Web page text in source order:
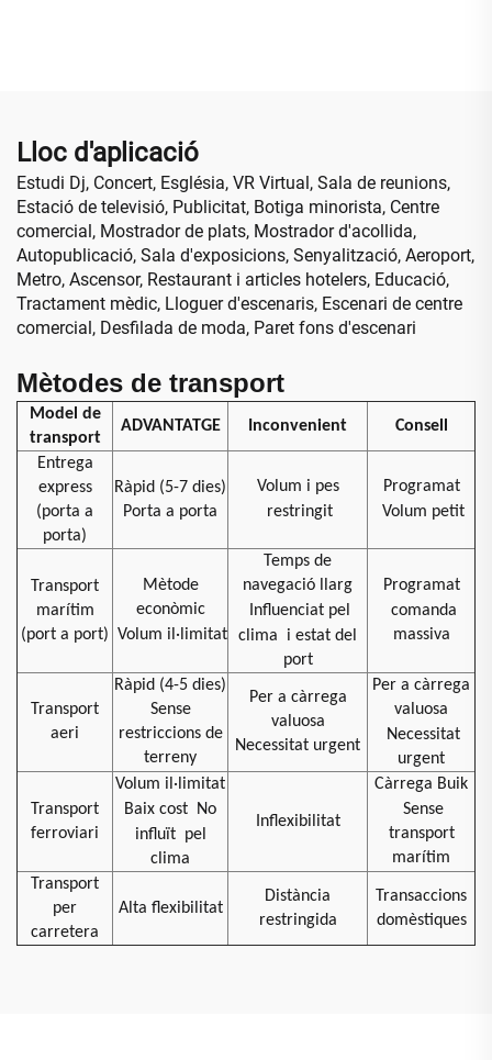
Lloc d'aplicació
Estudi Dj, Concert, Església, VR Virtual, Sala de reunions,
Estació de televisió, Publicitat, Botiga minorista, Centre
comercial, Mostrador de plats, Mostrador d'acollida,
Autopublicació, Sala d'exposicions, Senyalització, Aeroport,
Metro, Ascensor, Restaurant i articles hotelers, Educació,
Tractament mèdic, Lloguer d'escenaris, Escenari de centre
comercial, Desfilada de moda, Paret fons d'escenari
Mètodes de transport
Model de
transport
ADVANTATGE Inconvenient Consell
Entrega
express
(porta a
porta)
Ràpid (5-7 dies)
Porta a porta
Volum i pes
restringit
Programat
Volum petit
Transport
marítim
(port a port)
Mètode
econòmic
Volum il·limitat
Temps de
navegació llarg
Influenciat pel
clima
i estat del
port
Programat
comanda
massiva
Transport
aeri
Ràpid (4-5 dies)
Sense
restriccions de
terreny
Per a càrrega
valuosa
Necessitat urgent
Per a càrrega
valuosa
Necessitat
urgent
Transport
ferroviari
Volum il·limitat
Baix cost
No
influït pel
clima
Inflexibilitat
Càrrega Buik
Sense
transport
marítim
Transport
per
carretera
Alta flexibilitat
Distància
restringida
Transaccions
domèstiques